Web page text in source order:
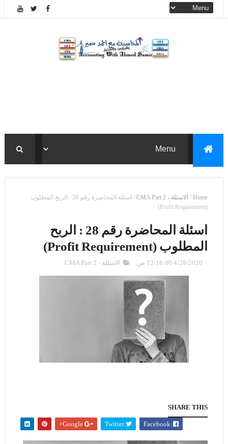
Home
/ الاسئلة - CMA Part 2 /
اسئلة المحاضرة رقم 28 : الربح المطلوب
(Profit Requirement)
اسئلة المحاضرة رقم 28 : الربح
المطلوب (Profit Requirement)
4/28/2020 12:18:00 ص الاسئلة - CMA Part 2
SHARE THIS
Twitter
Google+